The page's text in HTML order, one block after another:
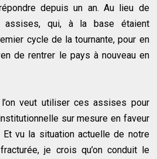
depuis un an. Au lieu de
assises, qui, à la base étaient
cycle de la tournante, pour en
de rentrer le pays à nouveau en
veut utiliser ces assises pour
sur mesure en faveur
vu la situation actuelle de notre
je crois qu’on conduit le